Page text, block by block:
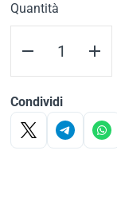
Quantità
Condividi